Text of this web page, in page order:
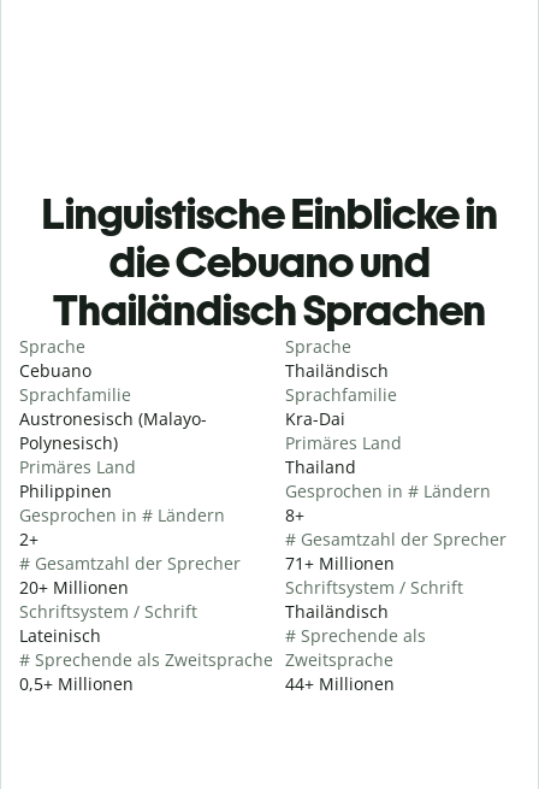
Linguistische Einblicke in
die Cebuano und
Thailändisch Sprachen
Sprache
Cebuano
Sprachfamilie
Austronesisch (Malayo-
Polynesisch)
Primäres Land
Philippinen
Gesprochen in # Ländern
2+
# Gesamtzahl der Sprecher
20+ Millionen
Schriftsystem / Schrift
Lateinisch
# Sprechende als Zweitsprache
0,5+ Millionen
Sprache
Thailändisch
Sprachfamilie
Kra-Dai
Primäres Land
Thailand
Gesprochen in # Ländern
8+
# Gesamtzahl der Sprecher
71+ Millionen
Schriftsystem / Schrift
Thailändisch
# Sprechende als
Zweitsprache
44+ Millionen